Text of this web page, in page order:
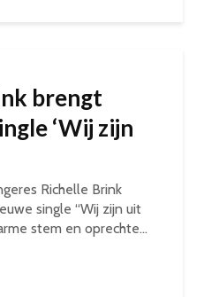
brengt
‘Wij zijn
Richelle Brink
single “Wij zijn uit
stem en oprechte...